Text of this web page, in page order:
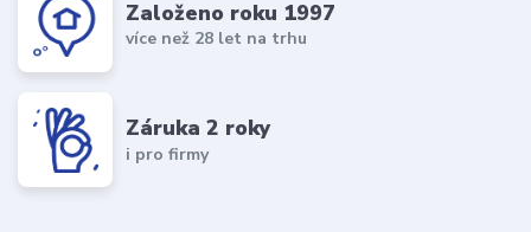
Založeno roku 1997
více než 28 let na trhu
Záruka 2 roky
i pro firmy